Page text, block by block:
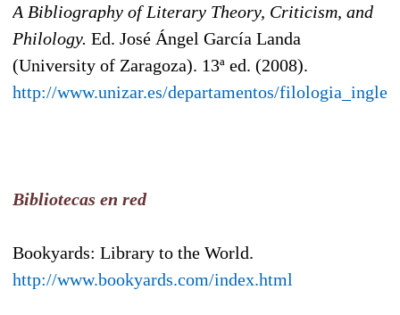
A Bibliography of Literary Theory, Criticism, and
Philology. Ed. José Ángel García Landa
(University of Zaragoza). 13ª ed. (2008).
http://www.unizar.es/departamentos/
Bibliotecas en red
Bookyards: Library to the World.
http://www.bookyards.com/index.html